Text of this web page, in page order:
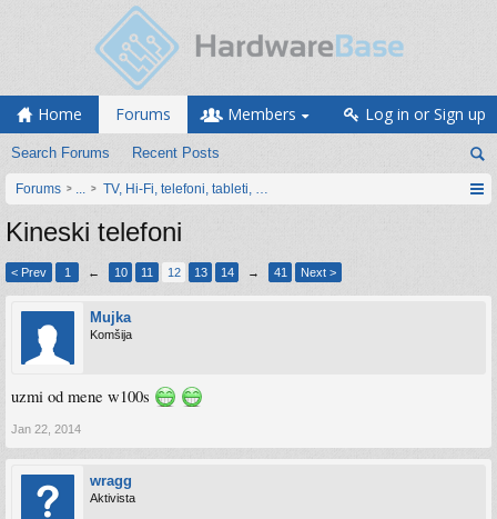
Home Forums
Search Forums Recent Posts
Members Log in or Sign up
Forums ... TV, Hi-Fi, telefoni, tableti, satovi, IoT oprema
Kineski telefoni
< Prev 1 ← 10 11 12 13 14 → 41 Next >
Mujka
Komšija
uzmi od mene w100s
Jan 22, 2014
wragg
Aktivista